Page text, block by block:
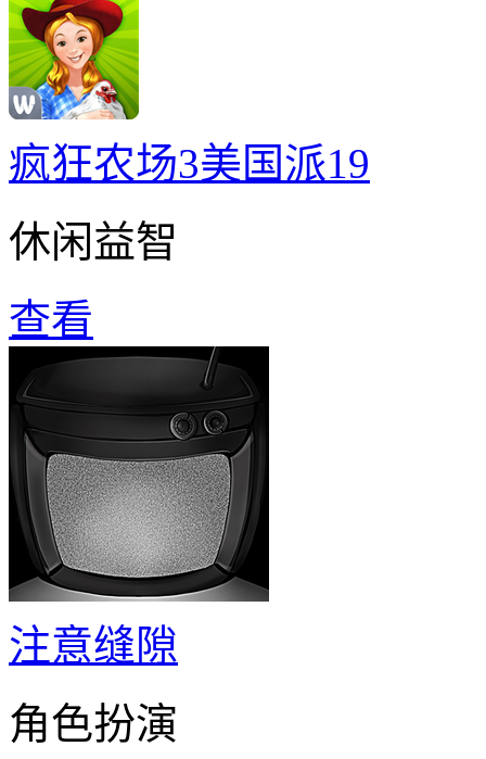
疯狂农场3美国派19
休闲益智
查看
注意缝隙
角色扮演